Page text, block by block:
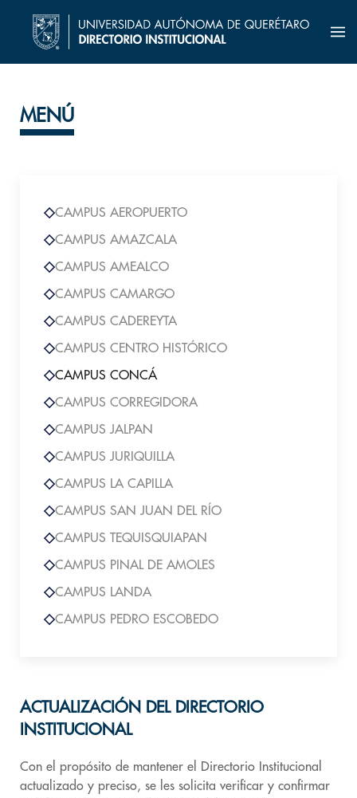
MENÚ
CAMPUS AEROPUERTO
CAMPUS AMAZCALA
CAMPUS AMEALCO
CAMPUS CAMARGO
CAMPUS CADEREYTA
CAMPUS CENTRO HISTÓRICO
CAMPUS CONCÁ
CAMPUS CORREGIDORA
CAMPUS JALPAN
CAMPUS JURIQUILLA
CAMPUS LA CAPILLA
CAMPUS SAN JUAN DEL RÍO
CAMPUS TEQUISQUIAPAN
CAMPUS PINAL DE AMOLES
CAMPUS LANDA
CAMPUS PEDRO ESCOBEDO
ACTUALIZACIÓN DEL DIRECTORIO
INSTITUCIONAL
Con el propósito de mantener el Directorio Institucional
actualizado y preciso, se les solicita verificar y confirmar